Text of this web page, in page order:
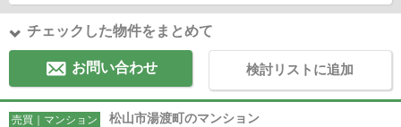
チェックした物件をまとめて
お問い合わせ 検討リストに追加
売買｜マンション 松山市湯渡町のマンション